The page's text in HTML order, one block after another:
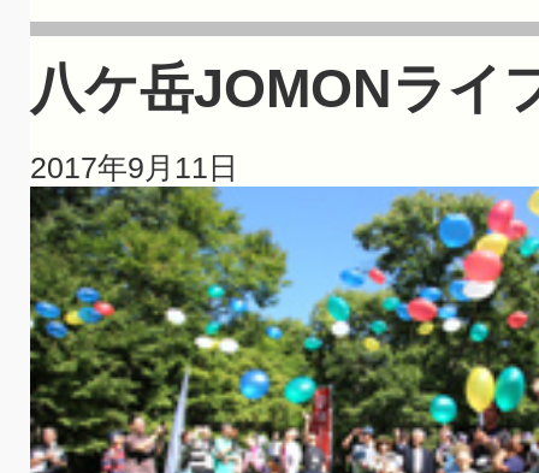
八ケ岳JOMONライ
2017年9月11日